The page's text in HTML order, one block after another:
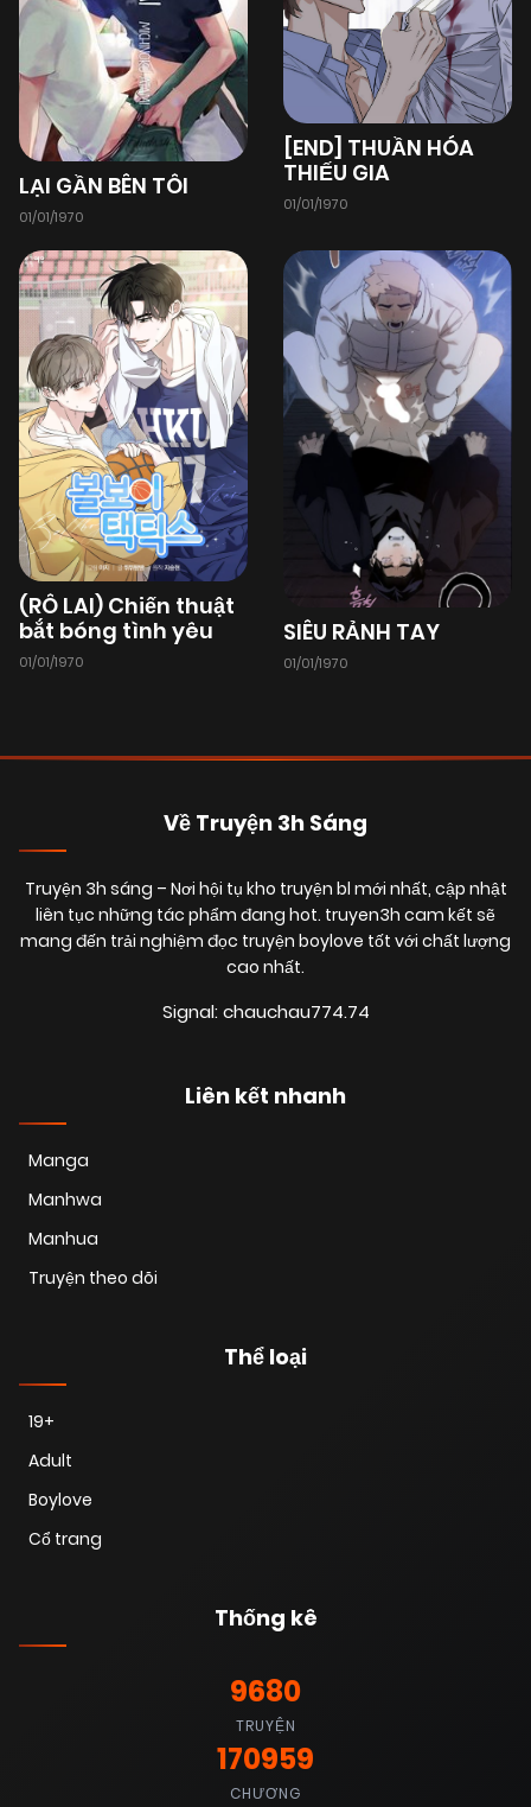
LẠI GẦN BÊN TÔI
01/01/1970
[END] THUẦN HÓA
THIẾU GIA
01/01/1970
(RÔ LAI) Chiến thuật
bắt bóng tình yêu
01/01/1970
SIÊU RẢNH TAY
01/01/1970
Về Truyện 3h Sáng
Truyện 3h sáng – Nơi hội tụ kho truyện bl mới nhất, cập nhật
liên tục những tác phẩm đang hot. truyen3h cam kết sẽ
mang đến trải nghiệm đọc truyện boylove tốt với chất lượng
cao nhất.
Signal: chauchau774.74
Liên kết nhanh
Manga
Manhwa
Manhua
Truyện theo dõi
Thể loại
19+
Adult
Boylove
Cổ trang
Thống kê
9680
TRUYỆN
170959
CHƯƠNG